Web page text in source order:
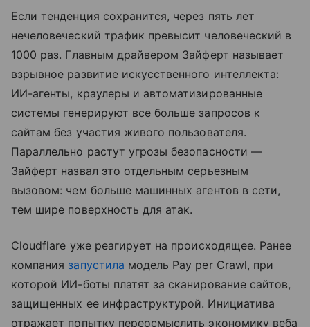
Если тенденция сохранится, через пять лет
нечеловеческий трафик превысит человеческий в
1000 раз. Главным драйвером Зайферт называет
взрывное развитие искусственного интеллекта:
ИИ-агенты, краулеры и автоматизированные
системы генерируют все больше запросов к
сайтам без участия живого пользователя.
Параллельно растут угрозы безопасности —
Зайферт назвал это отдельным серьезным
вызовом: чем больше машинных агентов в сети,
тем шире поверхность для атак.
Cloudflare уже реагирует на происходящее. Ранее
компания запустила модель Pay per Crawl, при
которой ИИ-боты платят за сканирование сайтов,
защищенных ее инфраструктурой. Инициатива
отражает попытку переосмыслить экономику веба